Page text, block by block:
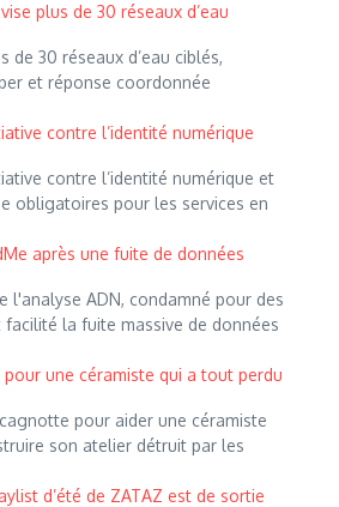
plus de 30 réseaux d’eau
de 30 réseaux d’eau ciblés,
et réponse coordonnée
contre l’identité numérique
contre l’identité numérique et
obligatoires pour les services en
après une fuite de données
l'analyse ADN, condamné pour des
la fuite massive de données
une céramiste qui a tout perdu
pour aider une céramiste
son atelier détruit par les
d’été de ZATAZ est de sortie